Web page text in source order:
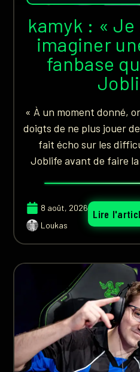
kamyk : « Je
imaginer
fanbase
« À un moment donné,
doigts de ne plus jouer
fait écho sur les
Joblife avant de faire
8 août, 2026
Loukas
Lire